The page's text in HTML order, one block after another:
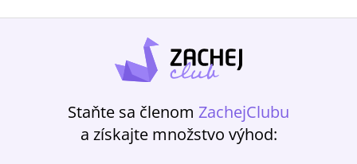
Staňte sa členom ZachejClubu
a získajte množstvo výhod: